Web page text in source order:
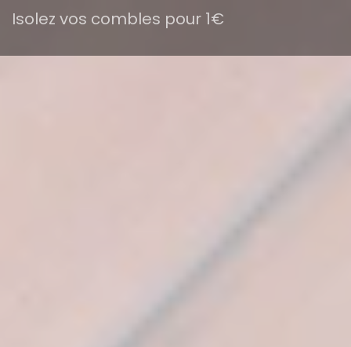
Isolez vos combles pour 1€